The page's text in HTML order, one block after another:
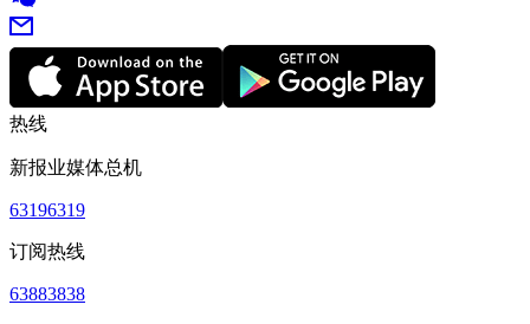
热线
新报业媒体总机
63196319
订阅热线
63883838